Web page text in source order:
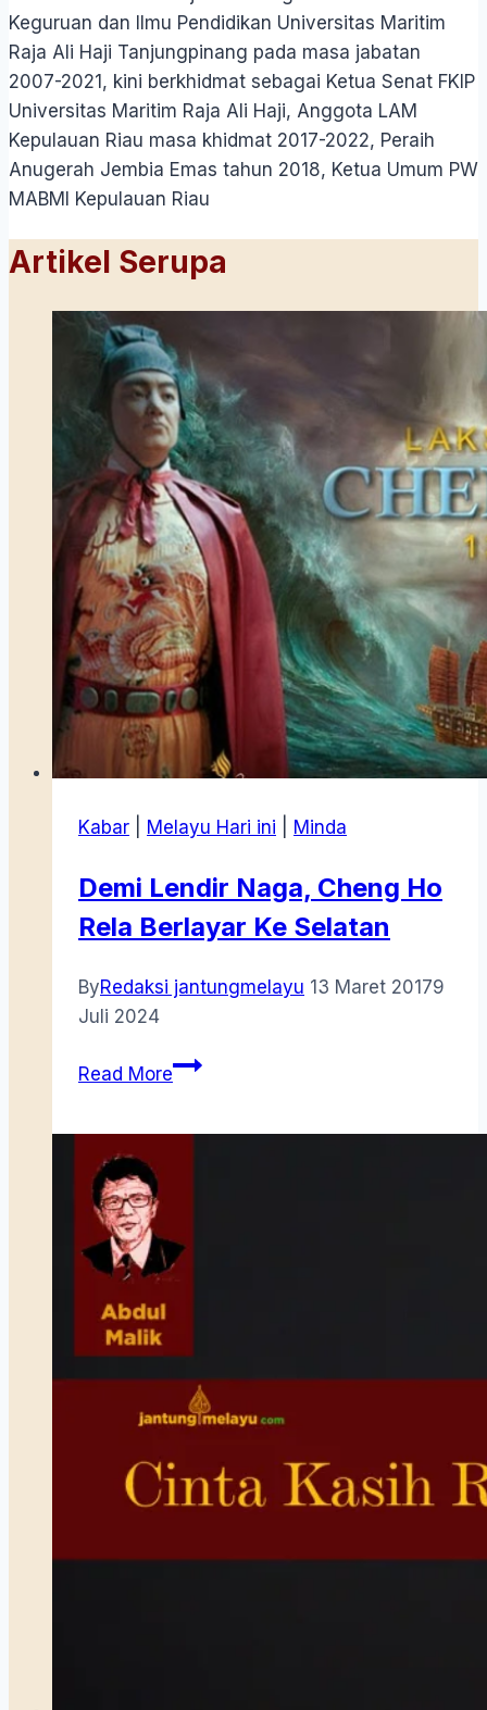
Keguruan dan Ilmu Pendidikan Universitas Maritim
Raja Ali Haji Tanjungpinang pada masa jabatan
2007-2021, kini berkhidmat sebagai Ketua Senat FKIP
Universitas Maritim Raja Ali Haji, Anggota LAM
Kepulauan Riau masa khidmat 2017-2022, Peraih
Anugerah Jembia Emas tahun 2018, Ketua Umum PW
MABMI Kepulauan Riau
Artikel Serupa
Kabar Melayu Hari ini Minda
Demi Lendir Naga, Cheng Ho
Rela Berlayar Ke Selatan
ByRedaksi jantungmelayu 13 Maret 20179
Juli 2024
Read MoreDemi
Berlayar
Ke